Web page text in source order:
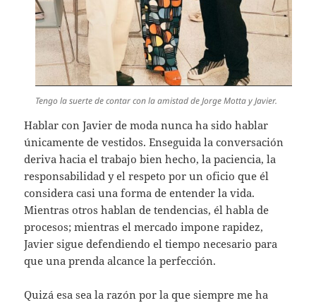
Tengo la suerte de contar con la amistad de Jorge Motta y Javier.
Hablar con Javier de moda nunca ha sido hablar
únicamente de vestidos. Enseguida la conversación
deriva hacia el trabajo bien hecho, la paciencia, la
responsabilidad y el respeto por un oficio que él
considera casi una forma de entender la vida.
Mientras otros hablan de tendencias, él habla de
procesos; mientras el mercado impone rapidez,
Javier sigue defendiendo el tiempo necesario para
que una prenda alcance la perfección.
Quizá esa sea la razón por la que siempre me ha